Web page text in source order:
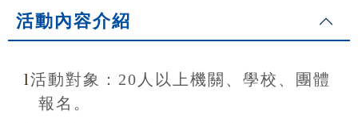
活動內容介紹
l活動對象：20 人以上機關、學校、團體
報名。